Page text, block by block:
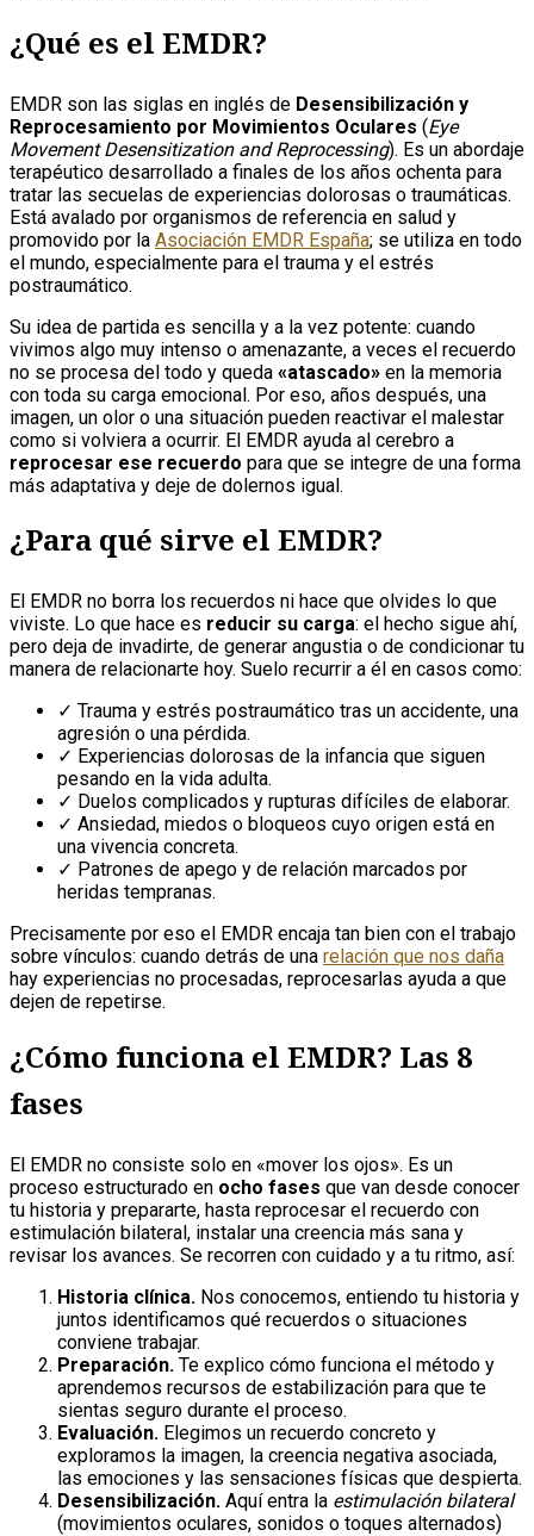
¿Qué es el EMDR?
EMDR son las siglas en inglés de Desensibilización y
Reprocesamiento por Movimientos Oculares (Eye
Movement Desensitization and Reprocessing). Es un abordaje
terapéutico desarrollado a finales de los años ochenta para
tratar las secuelas de experiencias dolorosas o traumáticas.
Está avalado por organismos de referencia en salud y
promovido por la Asociación EMDR España; se utiliza en todo
el mundo, especialmente para el trauma y el estrés
postraumático.
Su idea de partida es sencilla y a la vez potente: cuando
vivimos algo muy intenso o amenazante, a veces el recuerdo
no se procesa del todo y queda «atascado» en la memoria
con toda su carga emocional. Por eso, años después, una
imagen, un olor o una situación pueden reactivar el malestar
como si volviera a ocurrir. El EMDR ayuda al cerebro a
reprocesar ese recuerdo para que se integre de una forma
más adaptativa y deje de dolernos igual.
¿Para qué sirve el EMDR?
El EMDR no borra los recuerdos ni hace que olvides lo que
viviste. Lo que hace es reducir su carga: el hecho sigue ahí,
pero deja de invadirte, de generar angustia o de condicionar tu
manera de relacionarte hoy. Suelo recurrir a él en casos como:
✓ Trauma y estrés postraumático tras un accidente, una
agresión o una pérdida.
✓ Experiencias dolorosas de la infancia que siguen
pesando en la vida adulta.
✓ Duelos complicados y rupturas difíciles de elaborar.
✓ Ansiedad, miedos o bloqueos cuyo origen está en
una vivencia concreta.
✓ Patrones de apego y de relación marcados por
heridas tempranas.
Precisamente por eso el EMDR encaja tan bien con el trabajo
sobre vínculos: cuando detrás de una relación que nos daña
hay experiencias no procesadas, reprocesarlas ayuda a que
dejen de repetirse.
¿Cómo funciona el EMDR? Las 8
fases
El EMDR no consiste solo en «mover los ojos». Es un
proceso estructurado en ocho fases que van desde conocer
tu historia y prepararte, hasta reprocesar el recuerdo con
estimulación bilateral, instalar una creencia más sana y
revisar los avances. Se recorren con cuidado y a tu ritmo, así:
Historia clínica. Nos conocemos, entiendo tu historia y
juntos identificamos qué recuerdos o situaciones
conviene trabajar.
Preparación. Te explico cómo funciona el método y
aprendemos recursos de estabilización para que te
sientas seguro durante el proceso.
Evaluación. Elegimos un recuerdo concreto y
exploramos la imagen, la creencia negativa asociada,
las emociones y las sensaciones físicas que despierta.
Desensibilización. Aquí entra la estimulación bilateral
(movimientos oculares, sonidos o toques alternados)